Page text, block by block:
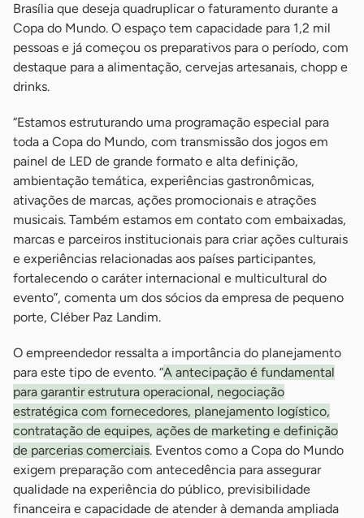
Brasília que deseja quadruplicar o faturamento durante a
Copa do Mundo. O espaço tem capacidade para 1,2 mil
pessoas e já começou os preparativos para o período, com
destaque para a alimentação, cervejas artesanais, chopp e
drinks.
“Estamos estruturando uma programação especial para
toda a Copa do Mundo, com transmissão dos jogos em
painel de LED de grande formato e alta definição,
ambientação temática, experiências gastronômicas,
ativações de marcas, ações promocionais e atrações
musicais. Também estamos em contato com embaixadas,
marcas e parceiros institucionais para criar ações culturais
e experiências relacionadas aos países participantes,
fortalecendo o caráter internacional e multicultural do
evento”, comenta um dos sócios da empresa de pequeno
porte, Cléber Paz Landim.
O empreendedor ressalta a importância do planejamento
para este tipo de evento. “A antecipação é fundamental
para garantir estrutura operacional, negociação
estratégica com fornecedores, planejamento logístico,
contratação de equipes, ações de marketing e definição
de parcerias comerciais. Eventos como a Copa do Mundo
exigem preparação com antecedência para assegurar
qualidade na experiência do público, previsibilidade
financeira e capacidade de atender à demanda ampliada